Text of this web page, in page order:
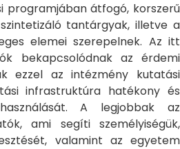
programjában átfogó, korszerű
tantárgyak, illetve a
elemei szerepelnek. Az itt
bekapcsolódnak az érdemi
ezzel az intézmény kutatási
infrastruktúra hatékony és
A legjobbak az
ami segíti személyiségük,
valamint az egyetem